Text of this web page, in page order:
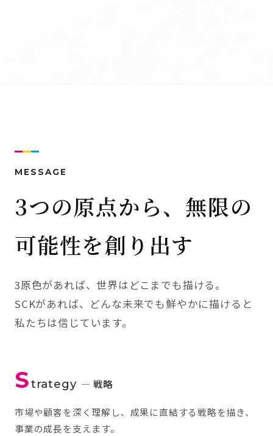
MESSAGE
3つの原点から、無限の
可能性を創り出す
3原色があれば、世界はどこまでも描ける。
SCKがあれば、どんな未来でも鮮やかに描けると
私たちは信じています。
Strategy — 戦略
市場や顧客を深く理解し、成果に直結する戦略を描き、
事業の成長を支えます。